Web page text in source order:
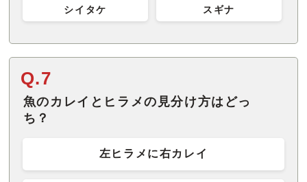
シイタケ スギナ
Q.7
魚のカレイとヒラメの見分け方はどっ
ち？
左ヒラメに右カレイ